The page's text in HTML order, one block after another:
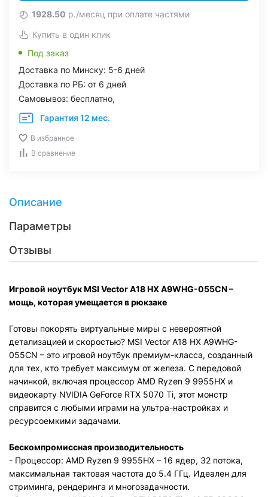
1928.50 р./месяц при оплате частями
Купить в один клик
Под заказ
Доставка по Минску: 5-6 дней
Доставка по РБ: от 6 дней
Самовывоз: бесплатно,
Гарантия 12 мес.
В избранное
В сравнение
Описание
Параметры
Отзывы
Игровой ноутбук MSI Vector A18 HX A9WHG-055CN –
мощь, которая умещается в рюкзаке
Готовы покорять виртуальные миры с невероятной
детализацией и скоростью? MSI Vector A18 HX A9WHG-
055CN – это игровой ноутбук премиум-класса, созданный
для тех, кто требует максимум от железа. С передовой
начинкой, включая процессор AMD Ryzen 9 9955HX и
видеокарту NVIDIA GeForce RTX 5070 Ti, этот монстр
справится с любыми играми на ультра-настройках и
ресурсоемкими задачами.
Бескомпромиссная производительность
- Процессор: AMD Ryzen 9 9955HX – 16 ядер, 32 потока,
максимальная тактовая частота до 5.4 ГГц. Идеален для
стриминга, рендеринга и многозадачности.